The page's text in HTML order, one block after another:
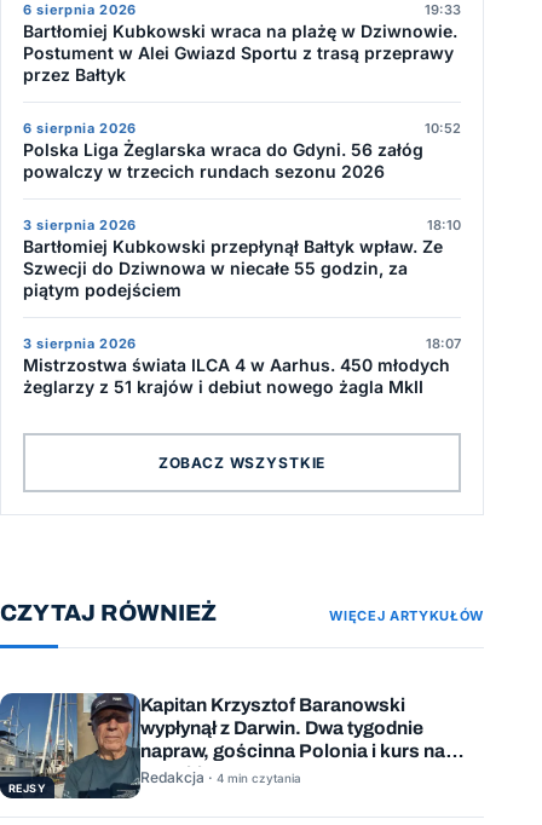
6 sierpnia 2026 19:33
Bartłomiej Kubkowski wraca na plażę w Dziwnowie.
Postument w Alei Gwiazd Sportu z trasą przeprawy
przez Bałtyk
6 sierpnia 2026 10:52
Polska Liga Żeglarska wraca do Gdyni. 56 załóg
powalczy w trzecich rundach sezonu 2026
3 sierpnia 2026 18:10
Bartłomiej Kubkowski przepłynął Bałtyk wpław. Ze
Szwecji do Dziwnowa w niecałe 55 godzin, za
piątym podejściem
3 sierpnia 2026 18:07
Mistrzostwa świata ILCA 4 w Aarhus. 450 młodych
żeglarzy z 51 krajów i debiut nowego żagla MkII
ZOBACZ WSZYSTKIE
CZYTAJ RÓWNIEŻ WIĘCEJ ARTYKUŁÓW
REJSY
Kapitan Krzysztof Baranowski
wypłynął z Darwin. Dwa tygodnie
napraw, gościnna Polonia i kurs na
Mauritius
Redakcja · 4 min czytania